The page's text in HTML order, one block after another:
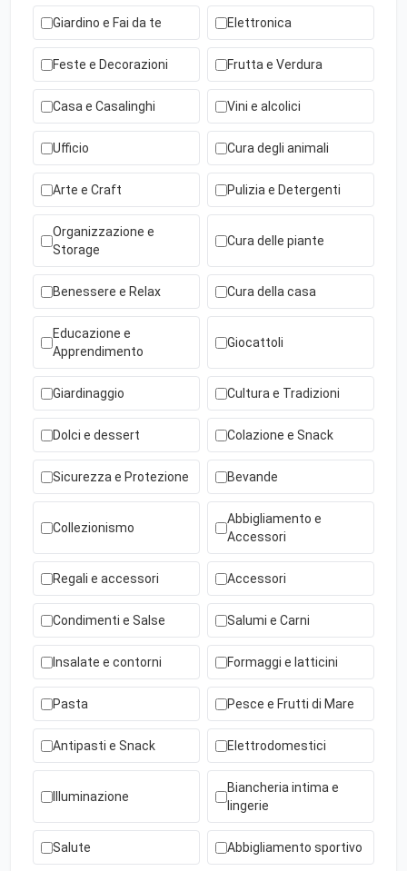
Giardino e Fai da te Elettronica
Feste e Decorazioni Frutta e Verdura
Casa e Casalinghi Vini e alcolici
Ufficio Cura degli animali
Arte e Craft Pulizia e Detergenti
Organizzazione e
Storage
Cura delle piante
Benessere e Relax Cura della casa
Educazione e
Apprendimento
Giocattoli
Giardinaggio Cultura e Tradizioni
Dolci e dessert Colazione e Snack
Sicurezza e Protezione Bevande
Collezionismo
Abbigliamento e
Accessori
Regali e accessori Accessori
Condimenti e Salse Salumi e Carni
Insalate e contorni Formaggi e latticini
Pasta Pesce e Frutti di Mare
Antipasti e Snack Elettrodomestici
Illuminazione
Biancheria intima e
lingerie
Salute Abbigliamento sportivo